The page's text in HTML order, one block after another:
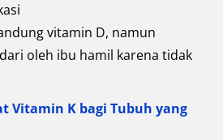
vitamin D, namun
oleh ibu hamil karena tidak
Vitamin K bagi Tubuh yang